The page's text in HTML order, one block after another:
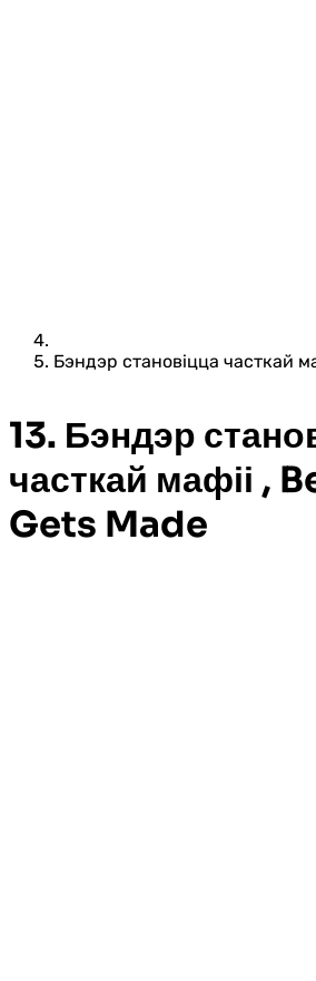
Бэндэр становіцца часткай
13. Бэндэр
часткай мафіі ,
Gets Made